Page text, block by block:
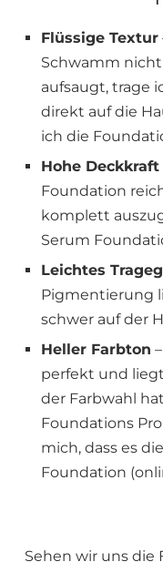
Flüssige Textur
Schwamm
aufsaugt, trage
direkt auf die
ich die
Hohe Deckkraft
Foundation
komplett
Serum
Leichtes
Pigmentierung
schwer auf der
Heller Farbton
perfekt und liegt
der Farbwahl
Foundations
mich, dass es
Foundation
Sehen wir uns die